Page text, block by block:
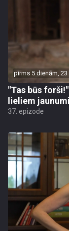
pirms 5 dienām,
"Tas būs
lieliem
37. epizode